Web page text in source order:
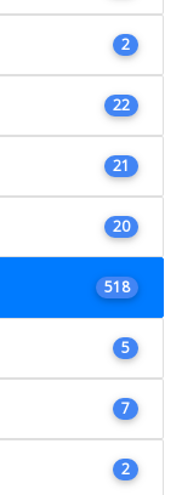
2
22
21
20
518
5
7
2